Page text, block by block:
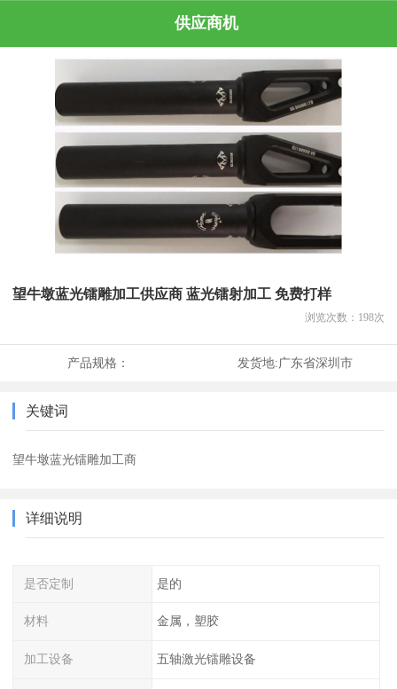
供应商机
望牛墩蓝光镭雕加工供应商 蓝光镭射加工 免费打样
浏览次数： 198次
产品规格： 发货地:广东省深圳市
关键词
望牛墩蓝光镭雕加工商
详细说明
是否定制 是的
材料 金属，塑胶
加工设备 五轴激光镭雕设备